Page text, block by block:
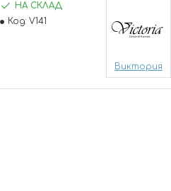
НА СКЛАД
Код: V141
Виктория